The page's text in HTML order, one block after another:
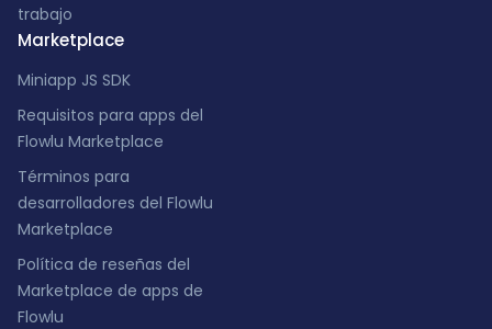
trabajo
Marketplace
Miniapp JS SDK
Requisitos para apps del
Flowlu Marketplace
Términos para
desarrolladores del Flowlu
Marketplace
Política de reseñas del
Marketplace de apps de
Flowlu